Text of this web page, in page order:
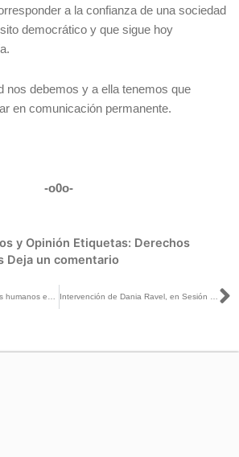
a la confianza de una sociedad
democrático y que sigue hoy
nos debemos y a ella tenemos que
en comunicación permanente.
-o0o-
y Opinión Etiquetas: Derechos
Deja un comentario